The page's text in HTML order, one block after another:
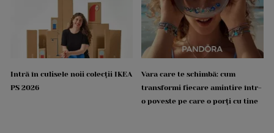
Intră în culisele noii colecții IKEA
PS 2026
Vara care te schimbă: cum
transformi fiecare amintire într-
o poveste pe care o porți cu tine